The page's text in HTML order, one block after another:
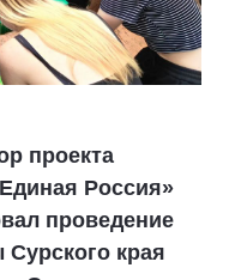
проекта
Россия»
проведение
Сурского края